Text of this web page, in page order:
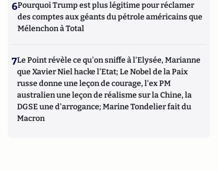
6Pourquoi Trump est plus légitime pour réclamer
des comptes aux géants du pétrole américains que
Mélenchon à Total
7Le Point révèle ce qu'on sniffe à l'Elysée, Marianne
que Xavier Niel hacke l'Etat; Le Nobel de la Paix
russe donne une leçon de courage, l'ex PM
australien une leçon de réalisme sur la Chine, la
DGSE une d'arrogance; Marine Tondelier fait du
Macron